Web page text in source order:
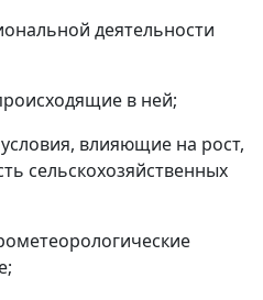
деятельности
в ней;
влияющие на рост,
сельскохозяйственных